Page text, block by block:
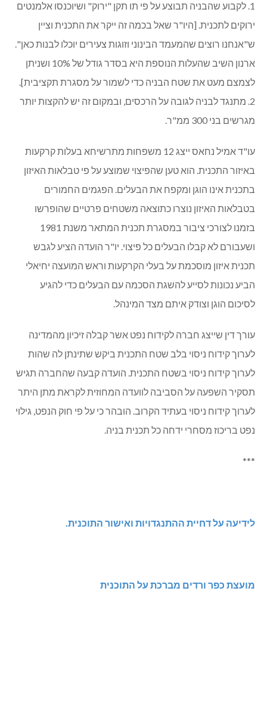
1. לקבוע שהבניה תבוצע על פי תו תקן "ירוק" ושיוכנסו אלמנטים
ירוקים לתכנית. [היו"ר שאל בכמה זה ייקר את התכנית וציין
ש"אנחנו רוצים שהמעמד הבינוני וזוגות צעירים יוכלו לבנות כאן".
ארנון השיב שהעלות הנוספת היא בסדר גודל של 10% ושניתן
לצמצם מעט את שטח הבניה כדי לשמור על מסגרת תקציבית].
2. מתנגד לבניה לגובה על הרכסים, ובמקום זה יש להקצות יותר
מגרשים בני 300 ממ"ר.
עו"ד אמיל נחאס ייצג 12 משפחות מתרשיחא בעלות קרקעות
באיזור התכנית. הוא טען שהפיצוי שמוצע על פי טבלאות האיזון
בתכנית אינו הוגן ומקפח את הבעלים. הפגמים החמורים
בטבלאות האיזון נוצרו כתוצאה משטחים פרטיים שהופרשו
בזמנו לצורכי ציבור במסגרת תכנית המתאר משנת 1981
ושעבורם לא קבלו הבעלים כל פיצוי. יו"ר הועדה הציע לגבש
תכנית איזון מוסכמת על בעלי הקרקעות וראש המועצה יחיאלי
הביע נכונות לסייע להשגת הסכמה עם הבעלים כדי להגיע
לסיכום הוגן וצודק איתם מצד המינהל.
עורך דין שייצג חברה לקידוח נפט אשר קבלה זיכיון מהמדינה
לערוך קידוח ניסוי בלב שטח התכנית ביקש שתינתן לה שהות
לערוך קידוח ניסוי בשטח התכנית. הועדה קבעה שהחברה תגיש
תסקיר השפעה על הסביבה לוועדה המחוזית לקראת מתן היתר
לערוך קידוח ניסוי בעתיד הקרוב. הובהר כי על פי חוק הנפט, גילוי
נפט בריכוז מסחרי ידחה כל תכנית בניה.
***
לידיעה על דחיית ההתנגדויות ואישור התוכנית.
מועצת כפר ורדים מברכת על התוכנית